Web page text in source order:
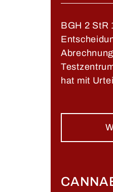
BGH 2 StR
hat mit